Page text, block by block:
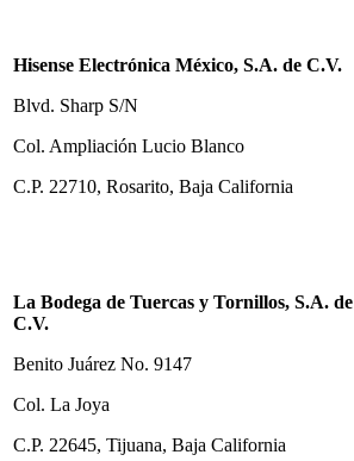
Hisense Electrónica México, S.A. de C.V.
Blvd. Sharp S/N
Col. Ampliación Lucio Blanco
C.P. 22710, Rosarito, Baja California
La Bodega de Tuercas y Tornillos, S.A. de
C.V.
Benito Juárez No. 9147
Col. La Joya
C.P. 22645, Tijuana, Baja California